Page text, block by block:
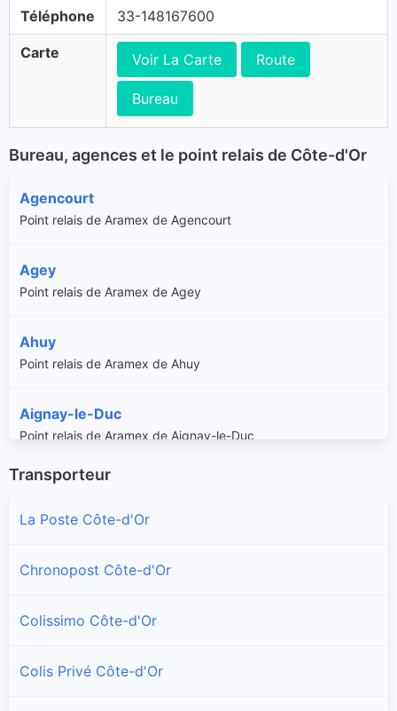
Téléphone 33-148167600
Carte Voir La Carte Route
Bureau
Bureau, agences et le point relais de Côte-d'Or
Agencourt
Point relais de Aramex de Agencourt
Agey
Point relais de Aramex de Agey
Ahuy
Point relais de Aramex de Ahuy
Aignay-le-Duc
Point relais de Aramex de Aignay-le-Duc
Aiserey
Point relais de Aramex de Aisey-sur-Seine
Aisy-sous-Thil
Transporteur
La Poste Côte-d'Or
Chronopost Côte-d'Or
Colissimo Côte-d'Or
Colis Privé Côte-d'Or